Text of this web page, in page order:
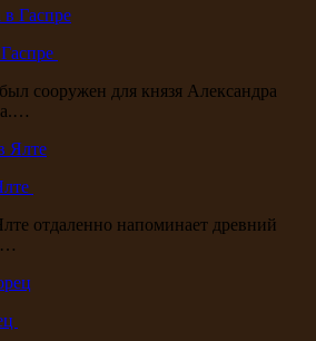
сооружен для князя Александра
отдаленно напоминает древний